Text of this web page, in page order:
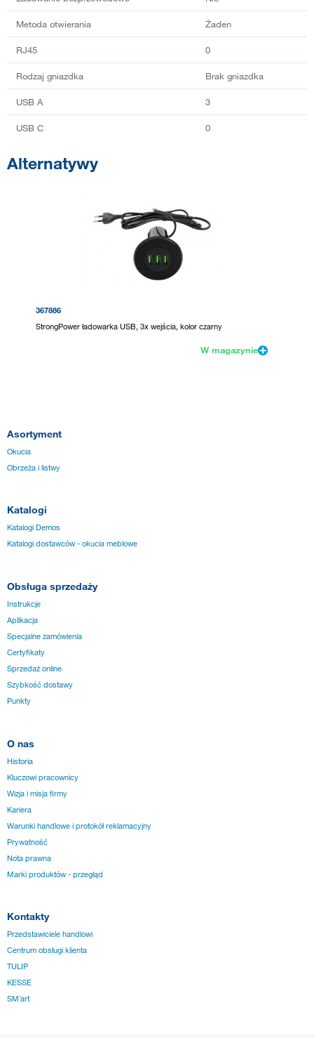
Metoda otwierania Żaden
RJ45 0
Rodzaj gniazdka Brak gniazdka
USB A 3
USB C 0
Alternatywy
367886
StrongPower ładowarka USB, 3x wejścia, kolor czarny
W magazynie
Asortyment
Okucia
Obrzeża i listwy
Katalogi
Katalogi Demos
Katalogi dostawców - okucia meblowe
Obsługa sprzedaży
Instrukcje
Aplikacja
Specjalne zamówienia
Certyfikaty
Sprzedaż online
Szybkość dostawy
Punkty
O nas
Historia
Kluczowi pracownicy
Wizja i misja firmy
Kariera
Warunki handlowe i protokół reklamacyjny
Prywatność
Nota prawna
Marki produktów - przegląd
Kontakty
Przedstawiciele handlowi
Centrum obsługi klienta
TULIP
KESSE
SM´art